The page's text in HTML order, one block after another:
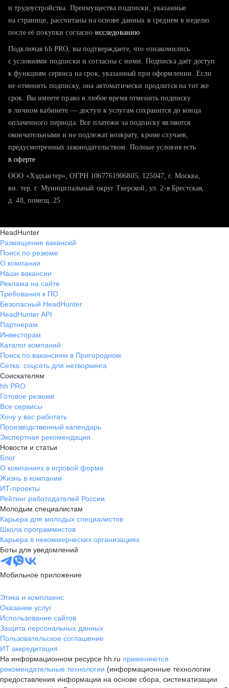
тратите много времени на поиск и вручную поднимаете
хотите сравнить себя с конкурентами и оценить шансы
и трудоустройства. Преимущества подписки, указанные
на странице, рассчитаны на основе данных в среднем в неделю
после её покупки согласно исследованию
Подключая hh PRO, вы подтверждаете, что ознакомились
с условиями подписки и согласны с ними. Подписка даёт доступ
к функциям сервиса на срок, указанный при оформлении. Если
не отменить подписку, она автоматически продлится на тот же
срок. Вы имеете право в любое время отменить подписку
в личном кабинете — доступ к услугам сохранится до конца
оплаченного периода. Все платежи за подписку являются
окончательными и не подлежат возврату, кроме случаев,
предусмотренных законодательством. Полные условия есть
в оферте
ООО «Хэдхантер», ОГРН 1067761906805, 125047, г. Москва,
вн. тер. г. Муниципальный округ Тверской, ул. 2-я Брестская,
д. 48, помещ. 25
HeadHunter
Размещение вакансий
Поиск по резюме
О компании
Наши вакансии
Реклама на сайте
Требования к ПО
Безопасный HeadHunter
HeadHunter API
Партнерам
Инвесторам
Каталог компаний
Поиск по вакансиям в Пригородном
Сетка: соцсеть для нетворкинга
Соискателям
hh PRO
Готовое резюме
Все сервисы
Хочу у вас работать
Производственный календарь
Экспертная рекомендация
Новости и статьи
Блог
О компаниях в игровой форме
Жизнь в компании
ИТ-проекты
Рейтинг работодателей России
Молодым специалистам
Карьера для молодых специалистов
Школа программистов
Карьера в некоммерческих организациях
Боты для уведомлений
Мобильное приложение
Этика и комплаенс
Оказание услуг
Использование сайтов
Защита персональных данных
Пользовательское соглашение
ИТ аккредитация
На информационном ресурсе hh.ru применяются
рекомендательные технологии (информационные технологии
предоставления информации на основе сбора, систематизации